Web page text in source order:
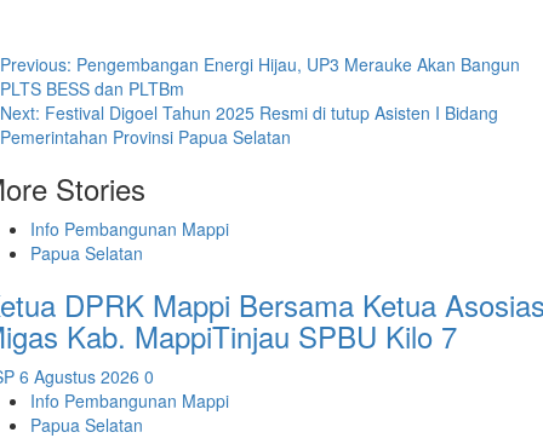
Post
navigation
Previous: Pengembangan Energi Hijau, UP3 Merauke Akan Bangun
PLTS BESS dan PLTBm
Next: Festival Digoel Tahun 2025 Resmi di tutup Asisten I Bidang
Pemerintahan Provinsi Papua Selatan
Stories
Info Pembangunan Mappi
Papua Selatan
DPRK Mappi Bersama Ketua
Kab. MappiTinjau SPBU Kilo 7
6 Agustus 2026 0
Info Pembangunan Mappi
Papua Selatan